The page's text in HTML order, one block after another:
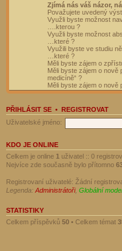
Zjímá nás váš názor,
Považujete uvedený
Využli byste možnost
….kterou ?
Využli byste možnost
…které ?
Využili byste ve studiu
…které ?
Měli byste zájem o
Měli byste zájem o nově
medicíně“ ?
Měli byste zájem o nově
PŘIHLÁSIT SE • REGISTROVAT
Uživatelské jméno:
KDO JE ONLINE
Celkem je online 1 uživatel :: 0
Nejvíce zde současně bylo přítomno
Registrovaní uživatelé: Žádní
Legenda: Administrátoři, Globální
STATISTIKY
Celkem příspěvků 50 • Celkem témat